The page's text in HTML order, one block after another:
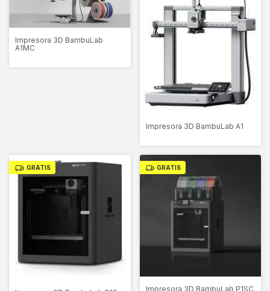
Impresora 3D BambuLab
A1MC
Impresora 3D BambuLab A1
GRATIS GRATIS
Impresora 3D BambuLab P1SC